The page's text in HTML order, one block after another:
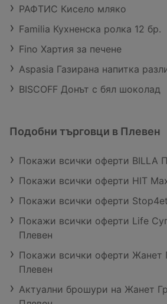
РАФТИС Кисело мляко
Familia Кухненска ролка 12 бр.
Fino Хартия за печене
Aspasia Газирана напитка
BISCOFF Донът с бял шоколад
Подобни търговци в Плевен
Покажи всички оферти BILLA
Покажи всички оферти HIT
Покажи всички оферти
Покажи всички оферти Life
Плевен
Покажи всички оферти Жанет
Плевен
Актуални брошури на Жанет